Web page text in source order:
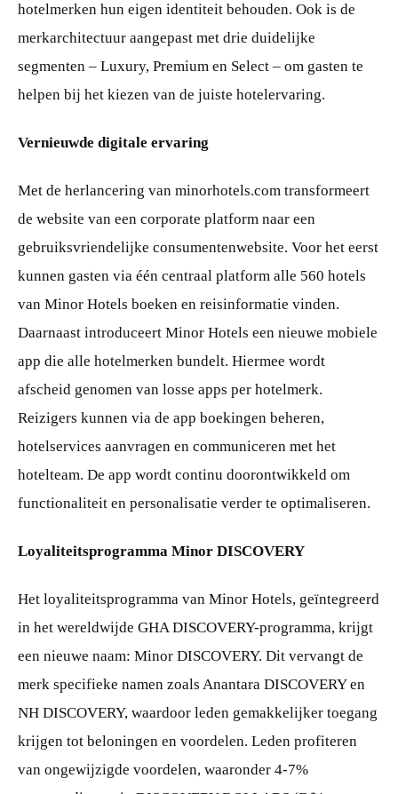
hotelmerken hun eigen identiteit behouden. Ook is de
merkarchitectuur aangepast met drie duidelijke
segmenten – Luxury, Premium en Select – om gasten te
helpen bij het kiezen van de juiste hotelervaring.
Vernieuwde digitale ervaring
Met de herlancering van minorhotels.com transformeert
de website van een corporate platform naar een
gebruiksvriendelijke consumentenwebsite. Voor het eerst
kunnen gasten via één centraal platform alle 560 hotels
van Minor Hotels boeken en reisinformatie vinden.
Daarnaast introduceert Minor Hotels een nieuwe mobiele
app die alle hotelmerken bundelt. Hiermee wordt
afscheid genomen van losse apps per hotelmerk.
Reizigers kunnen via de app boekingen beheren,
hotelservices aanvragen en communiceren met het
hotelteam. De app wordt continu doorontwikkeld om
functionaliteit en personalisatie verder te optimaliseren.
Loyaliteitsprogramma Minor DISCOVERY
Het loyaliteitsprogramma van Minor Hotels, geïntegreerd
in het wereldwijde GHA DISCOVERY-programma, krijgt
een nieuwe naam: Minor DISCOVERY. Dit vervangt de
merk specifieke namen zoals Anantara DISCOVERY en
NH DISCOVERY, waardoor leden gemakkelijker toegang
krijgen tot beloningen en voordelen. Leden profiteren
van ongewijzigde voordelen, waaronder 4-7%